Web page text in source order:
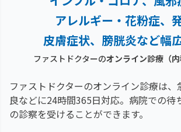
アレルギー・花粉症、
皮膚症状、膀胱炎など幅
ファストドクターのオンライン診療（内
ファストドクターのオンライン診療は
良などに24時間365日対応。 病院での待
の診察を受けることができます。